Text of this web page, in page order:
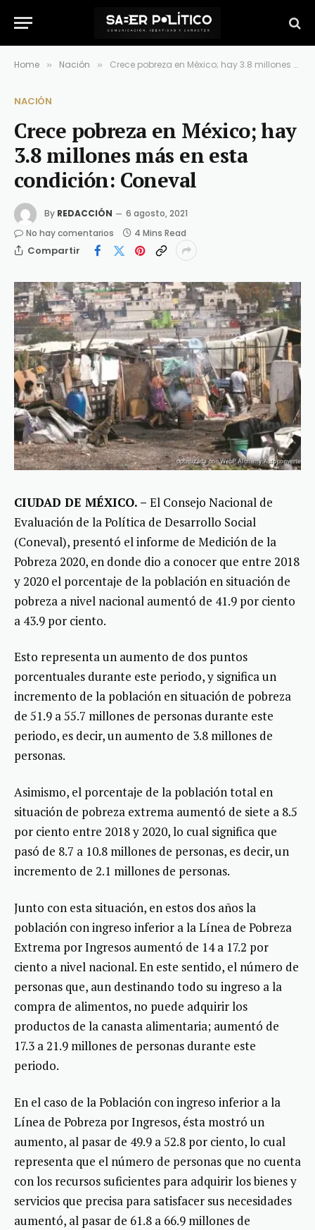
Home » Nación » Crece pobreza en México; hay 3.8 millones más en esta condición: Coneval
NACIÓN
Crece pobreza en México; hay
3.8 millones más en esta
condición: Coneval
By REDACCIÓN
6 agosto, 2021
No hay comentarios
4 Mins Read
Compartir
CIUDAD DE MÉXICO. – El Consejo Nacional de
Evaluación de la Política de Desarrollo Social
(Coneval), presentó el informe de Medición de la
Pobreza 2020, en donde dio a conocer que entre 2018
y 2020 el porcentaje de la población en situación de
pobreza a nivel nacional aumentó de 41.9 por ciento
a 43.9 por ciento.
Esto representa un aumento de dos puntos
porcentuales durante este periodo, y significa un
incremento de la población en situación de pobreza
de 51.9 a 55.7 millones de personas durante este
periodo, es decir, un aumento de 3.8 millones de
personas.
Asimismo, el porcentaje de la población total en
situación de pobreza extrema aumentó de siete a 8.5
por ciento entre 2018 y 2020, lo cual significa que
pasó de 8.7 a 10.8 millones de personas, es decir, un
incremento de 2.1 millones de personas.
Junto con esta situación, en estos dos años la
población con ingreso inferior a la Línea de Pobreza
Extrema por Ingresos aumentó de 14 a 17.2 por
ciento a nivel nacional. En este sentido, el número de
personas que, aun destinando todo su ingreso a la
compra de alimentos, no puede adquirir los
productos de la canasta alimentaria; aumentó de
17.3 a 21.9 millones de personas durante este
periodo.
En el caso de la Población con ingreso inferior a la
Línea de Pobreza por Ingresos, ésta mostró un
aumento, al pasar de 49.9 a 52.8 por ciento, lo cual
representa que el número de personas que no cuenta
con los recursos suficientes para adquirir los bienes y
servicios que precisa para satisfacer sus necesidades
aumentó, al pasar de 61.8 a 66.9 millones de